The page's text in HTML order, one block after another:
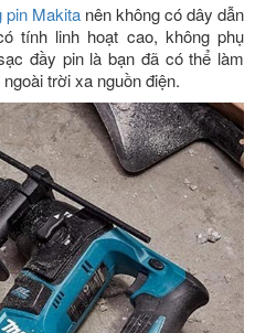
pin Makita nên không có dây dẫn
tính linh hoạt cao, không phụ
đầy pin là bạn đã có thể làm
trời xa nguồn điện.